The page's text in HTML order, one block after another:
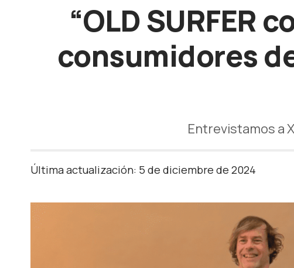
“OLD SURFER
consumidores
Entrevistamos a
Última actualización: 5 de diciembre de 2024